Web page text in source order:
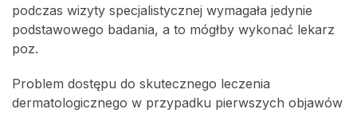
podczas wizyty specjalistycznej wymagała jedynie
podstawowego badania, a to mógłby wykonać lekarz
poz.
Problem dostępu do skutecznego leczenia
dermatologicznego w przypadku pierwszych objawów